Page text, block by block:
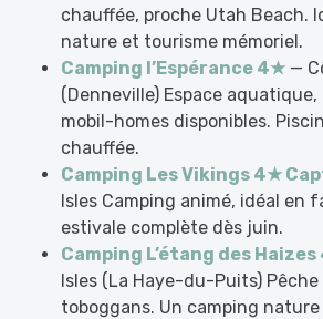
chauffée, proche Utah Beach.
nature et tourisme mémoriel.
Camping l’Espérance 4★ —
(Denneville) Espace aquatique,
mobil-homes disponibles.
chauffée.
Camping Les Vikings 4★
Isles Camping animé, idéal en
estivale complète dès juin.
Camping L’étang des
Isles (La Haye-du-Puits)
toboggans. Un camping nature